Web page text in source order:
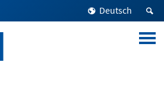
Deutsch